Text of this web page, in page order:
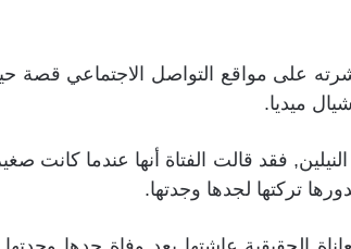
على مواقع التواصل الاجتماعي قصة
ميديا.
فقد قالت الفتاة أنها عندما كانت
تركتها لجدها وجدتها.